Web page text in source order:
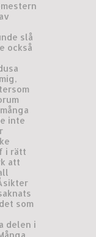
slå
också
inte
i rätt
att
som
delen i